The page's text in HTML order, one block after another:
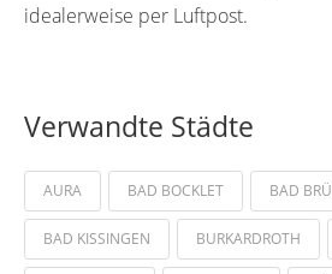
idealerweise per Luftpost.
Verwandte Städte
AURA BAD BOCKLET BAD
BAD KISSINGEN BURKARDROTH